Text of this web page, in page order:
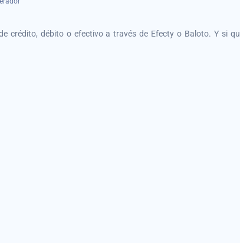
crédito, débito o efectivo a través de Efecty o Baloto. Y si